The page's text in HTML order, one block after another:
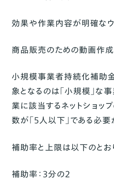
効果や作業内容が明確な
商品販売のための動画作成
小規模事業者持続化補助金
象となるのは「小規模」な
業に該当するネットショッ
数が「5人以下」である必要
補助率と上限は以下のとお
補助率：3分の2